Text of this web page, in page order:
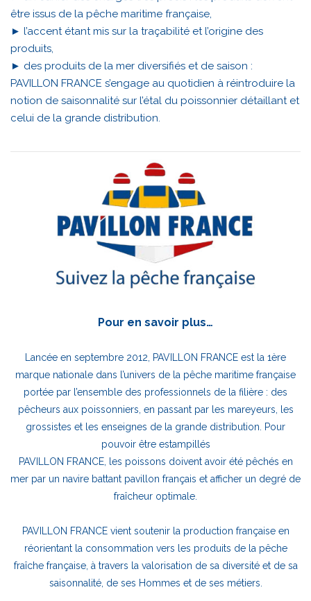
être issus de la pêche maritime française,
► l’accent étant mis sur la traçabilité et l’origine des
produits,
► des produits de la mer diversifiés et de saison :
PAVILLON FRANCE s’engage au quotidien à réintroduire la
notion de saisonnalité sur l’étal du poissonnier détaillant et
celui de la grande distribution.
Pour en savoir plus…
Lancée en septembre 2012, PAVILLON FRANCE est la 1ère
marque nationale dans l’univers de la pêche maritime française
portée par l’ensemble des professionnels de la filière : des
pêcheurs aux poissonniers, en passant par les mareyeurs, les
grossistes et les enseignes de la grande distribution. Pour
pouvoir être estampillés
PAVILLON FRANCE, les poissons doivent avoir été pêchés en
mer par un navire battant pavillon français et afficher un degré de
fraîcheur optimale.
PAVILLON FRANCE vient soutenir la production française en
réorientant la consommation vers les produits de la pêche
fraîche française, à travers la valorisation de sa diversité et de sa
saisonnalité, de ses Hommes et de ses métiers.